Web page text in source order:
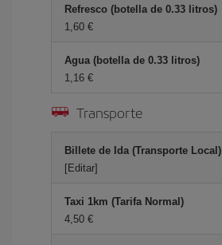
Refresco (botella de 0.33 litros)
1,60 €
Agua (botella de 0.33 litros)
1,16 €
Transporte
Billete de Ida (Transporte Local)
[Editar]
Taxi 1km (Tarifa Normal)
4,50 €